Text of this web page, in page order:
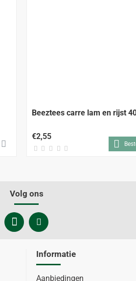
Beeztees carre lam en rijst
€2,55
Volg ons
Informatie
Aanbiedingen